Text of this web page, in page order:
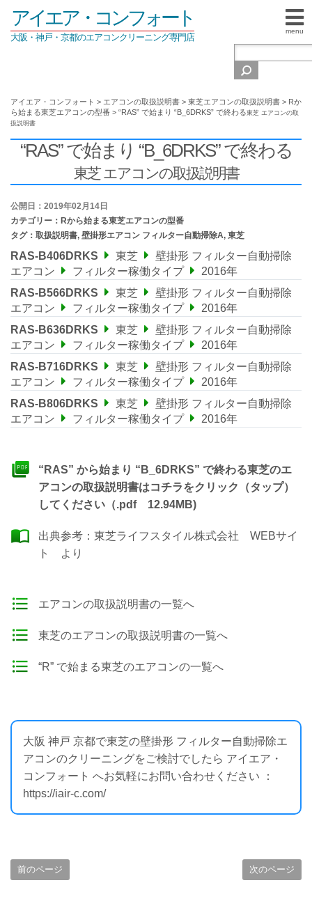
menu
アイエア・コンフォート
大阪・神戸・京都のエアコンクリーニング専門店
アイエア・コンフォート > エアコンの取扱説明書 > 東芝エアコンの取扱説明書 > Rか
ら始まる東芝エアコンの型番 > “RAS” で始まり “B_6DRKS” で終わる東芝 エアコンの取
扱説明書
“RAS” で始まり “B_6DRKS” で終わる
東芝 エアコンの取扱説明書
公開日：2019年02月14日
カテゴリー： Rから始まる東芝エアコンの型番
タグ： 取扱説明書, 壁掛形エアコン フィルター自動掃除A, 東芝
RAS-B406DRKS 東芝
壁掛形 フィルター自動掃除
エアコン
フィルター稼働タイプ
2016年
RAS-B566DRKS
東芝
壁掛形 フィルター自動掃除
エアコン
フィルター稼働タイプ
2016年
RAS-B636DRKS
東芝
壁掛形 フィルター自動掃除
エアコン
フィルター稼働タイプ
2016年
RAS-B716DRKS
東芝
壁掛形 フィルター自動掃除
エアコン
フィルター稼働タイプ
2016年
RAS-B806DRKS
東芝
壁掛形 フィルター自動掃除
エアコン
フィルター稼働タイプ 2016年
“RAS” から始まり “B_6DRKS” で終わる東芝のエ
アコンの取扱説明書はコチラをクリック（タップ）
してください（.pdf 12.94MB)
出典参考： 東芝ライフスタイル株式会社 WEBサイ
ト
より
エアコンの取扱説明書の一覧へ
東芝のエアコンの取扱説明書の一覧へ
“R” で始まる東芝のエアコンの一覧へ
大阪 神戸 京都で東芝の壁掛形 フィルター自動掃除エ
アコンのクリーニングをご検討でしたら アイエア・
コンフォート へお気軽にお問い合わせください ：
https://iair-c.com/
前のページ 次のページ